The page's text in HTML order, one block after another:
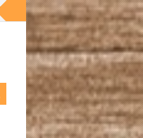
ist – und worauf es dabei